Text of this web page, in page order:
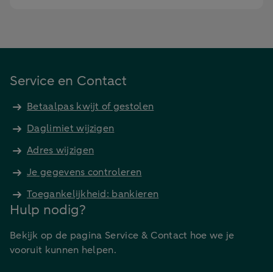
Service en Contact
Betaalpas kwijt of gestolen
Daglimiet wijzigen
Adres wijzigen
Je gegevens controleren
Toegankelijkheid: bankieren
Hulp nodig?
Bekijk op de pagina Service & Contact hoe we je
vooruit kunnen helpen.